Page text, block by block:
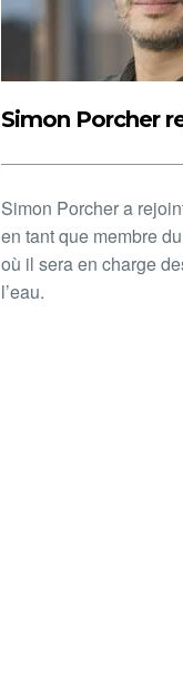
Simon Porcher
Simon Porcher a
en tant que membre
où il sera en charge
l’eau.